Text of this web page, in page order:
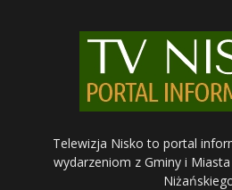
Telewizja Nisko to portal
wydarzeniom z Gminy i